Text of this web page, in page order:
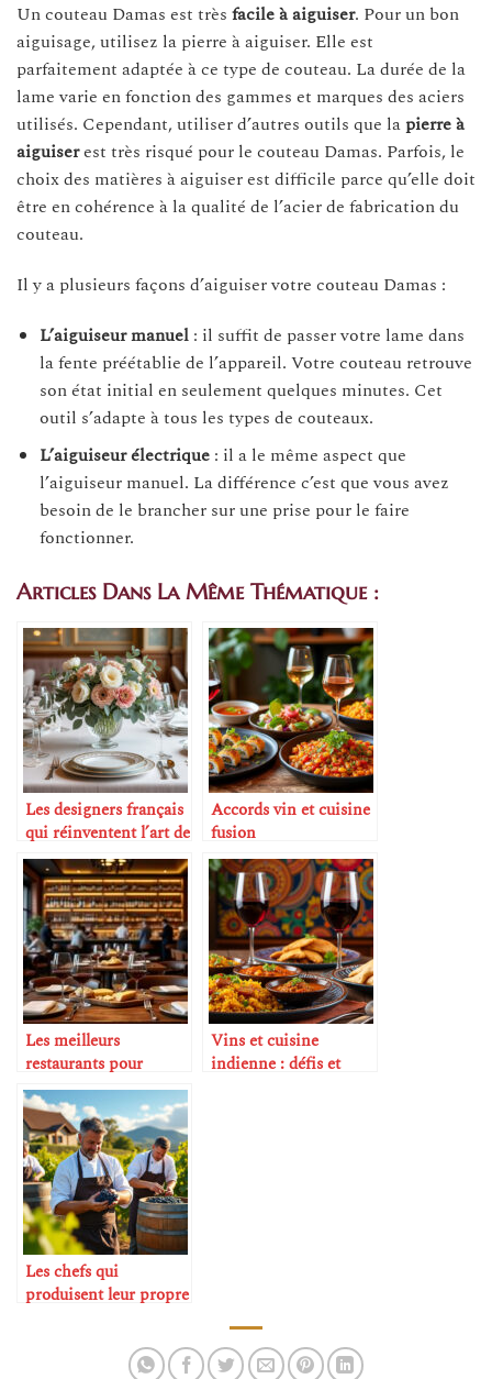
Un couteau Damas est très facile à aiguiser. Pour un bon
aiguisage, utilisez la pierre à aiguiser. Elle est
parfaitement adaptée à ce type de couteau. La durée de la
lame varie en fonction des gammes et marques des aciers
utilisés. Cependant, utiliser d’autres outils que la pierre à
aiguiserest très risqué pour le couteau Damas. Parfois, le
choix des matières à aiguiser est difficile parce qu’elle doit
être en cohérence à la qualité de l’acier de fabrication du
couteau.
Il y a plusieurs façons d’aiguiser votre couteau Damas :
L’aiguiseur manuel: il suffit de passer votre lame dans
la fente préétablie de l’appareil. Votre couteau retrouve
son état initial en seulement quelques minutes. Cet
outil s’adapte à tous les types de couteaux.
L’aiguiseur électrique: il a le même aspect que
l’aiguiseur manuel. La différence c’est que vous avez
besoin de le brancher sur une prise pour le faire
fonctionner.
Articles Dans La Même Thématique :
Les designers français
qui réinventent l’art de
la table
Accords vin et cuisine
fusion
Les meilleurs
restaurants pour
amateurs de vin
Vins et cuisine
indienne : défis et
Les chefs qui
produisent leur propre